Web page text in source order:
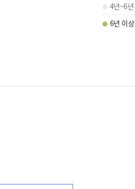
4년~6
6년 이상